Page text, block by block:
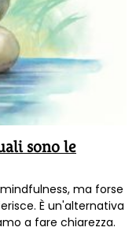
sono le
ma forse
È un'alternativa
a fare chiarezza.